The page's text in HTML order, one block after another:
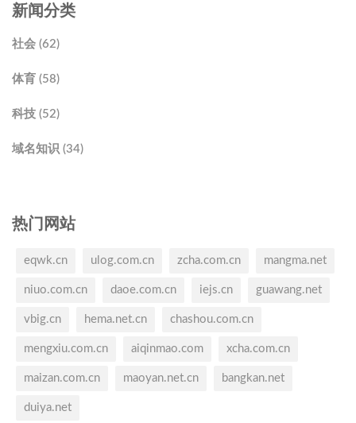
新闻分类
社会 (62)
体育 (58)
科技 (52)
域名知识 (34)
热门网站
eqwk.cn ulog.com.cn zcha.com.cn mangma.net
niuo.com.cn daoe.com.cn iejs.cn guawang.net
vbig.cn hema.net.cn chashou.com.cn
mengxiu.com.cn aiqinmao.com xcha.com.cn
maizan.com.cn maoyan.net.cn bangkan.net
duiya.net